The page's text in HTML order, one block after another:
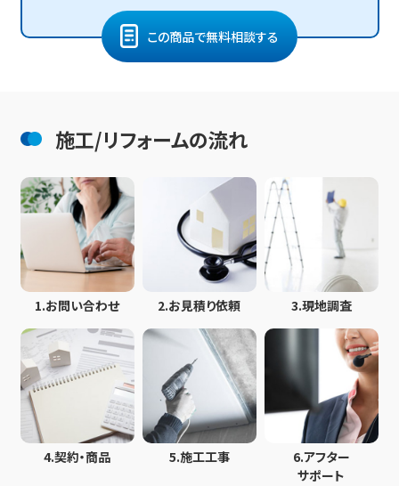
この商品で無料相談する
施工/リフォームの流れ
1.お問い合わせ 2.お見積り依頼 3.現地調査
4.契約・商品 5.施工工事 6.アフター
サポート